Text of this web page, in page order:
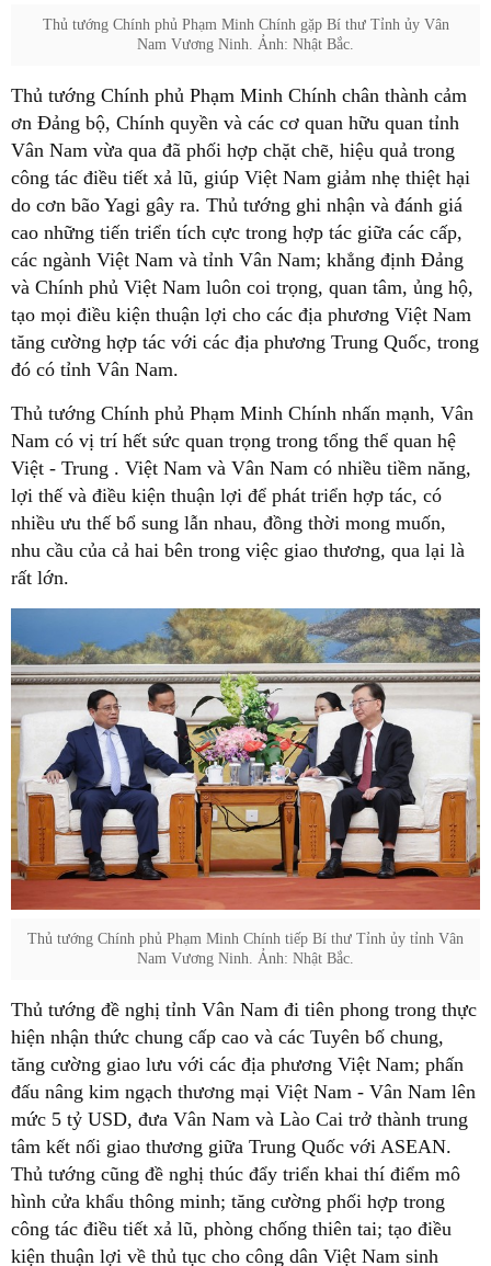
Thủ tướng Chính phủ Phạm Minh Chính gặp Bí thư Tỉnh ủy Vân
Nam Vương Ninh. Ảnh: Nhật Bắc.
Thủ tướng Chính phủ Phạm Minh Chính chân thành cảm
ơn Đảng bộ, Chính quyền và các cơ quan hữu quan tỉnh
Vân Nam vừa qua đã phối hợp chặt chẽ, hiệu quả trong
công tác điều tiết xả lũ, giúp Việt Nam giảm nhẹ thiệt hại
do cơn bão Yagi gây ra. Thủ tướng ghi nhận và đánh giá
cao những tiến triển tích cực trong hợp tác giữa các cấp,
các ngành Việt Nam và tỉnh Vân Nam; khẳng định Đảng
và Chính phủ Việt Nam luôn coi trọng, quan tâm, ủng hộ,
tạo mọi điều kiện thuận lợi cho các địa phương Việt Nam
tăng cường hợp tác với các địa phương Trung Quốc, trong
đó có tỉnh Vân Nam.
Thủ tướng Chính phủ Phạm Minh Chính nhấn mạnh, Vân
Nam có vị trí hết sức quan trọng trong tổng thể quan hệ
Việt - Trung . Việt Nam và Vân Nam có nhiều tiềm năng,
lợi thế và điều kiện thuận lợi để phát triển hợp tác, có
nhiều ưu thế bổ sung lẫn nhau, đồng thời mong muốn,
nhu cầu của cả hai bên trong việc giao thương, qua lại là
rất lớn.
Thủ tướng Chính phủ Phạm Minh Chính tiếp Bí thư Tỉnh ủy tỉnh Vân
Nam Vương Ninh. Ảnh: Nhật Bắc.
Thủ tướng đề nghị tỉnh Vân Nam đi tiên phong trong thực
hiện nhận thức chung cấp cao và các Tuyên bố chung,
tăng cường giao lưu với các địa phương Việt Nam; phấn
đấu nâng kim ngạch thương mại Việt Nam - Vân Nam lên
mức 5 tỷ USD, đưa Vân Nam và Lào Cai trở thành trung
tâm kết nối giao thương giữa Trung Quốc với ASEAN.
Thủ tướng cũng đề nghị thúc đẩy triển khai thí điểm mô
hình cửa khẩu thông minh; tăng cường phối hợp trong
công tác điều tiết xả lũ, phòng chống thiên tai; tạo điều
kiện thuận lợi về thủ tục cho công dân Việt Nam sinh